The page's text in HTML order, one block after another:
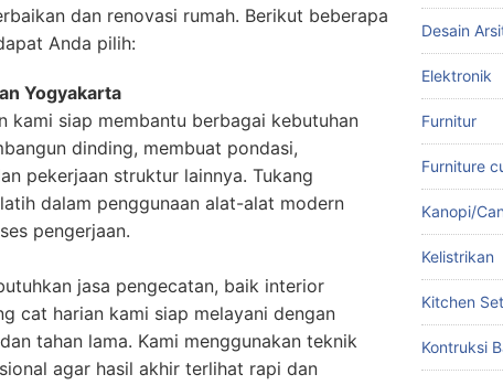
dan renovasi rumah. Berikut beberapa
Anda pilih:
Yogyakarta
kami siap membantu berbagai kebutuhan
dinding, membuat pondasi,
pekerjaan struktur lainnya. Tukang
dalam penggunaan alat-alat modern
pengerjaan.
jasa pengecatan, baik interior
cat harian kami siap melayani dengan
tahan lama. Kami menggunakan teknik
agar hasil akhir terlihat rapi dan
Desain
Elektronik
Furnitur
Furniture
Kanopi/
Kelistrikan
Kitchen Set
Kontruksi